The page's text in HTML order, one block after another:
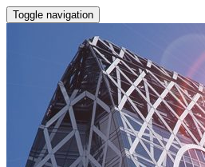
Toggle navigation